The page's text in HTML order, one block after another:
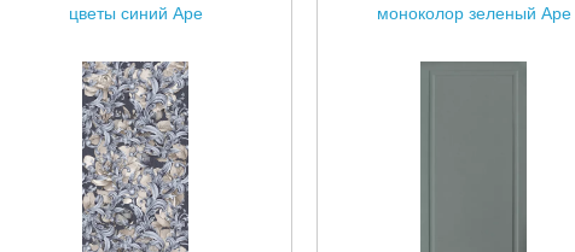
цветы синий Ape
моноколор зеленый Ape